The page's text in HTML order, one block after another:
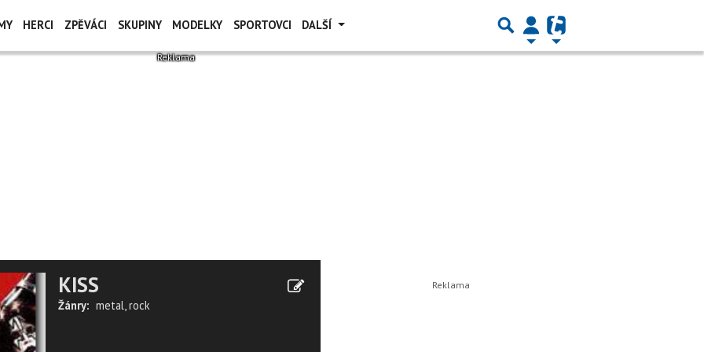
HERCI ZPĚVÁCI SKUPINY MODELKY SPORTOVCI DALŠÍ
KISS
Žánry: metal,rock